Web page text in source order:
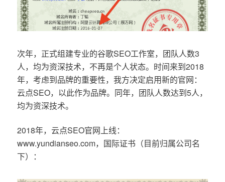
次年，正式组建专业的谷歌SEO工作室，团队人数3
人，均为资深技术，不再是个人状态。时间来到2018
年，考虑到品牌的重要性，我方决定启用新的官网：
云点SEO，以此作为品牌。同年，团队人数达到5人，
均为资深技术。
2018年，云点SEO官网上线：
www.yundianseo.com，国际证书（目前归属公司名
下）：